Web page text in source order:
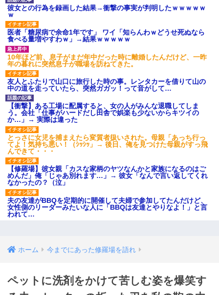
彼女との行為を録画した結果→衝撃の事実が判明したｗｗｗｗｗ
ｗ
医者「糖尿病で余命1年です」 ワイ「知らんわｗどうせ死ぬなら
食べる量増やすわｗ」→結果ｗｗｗｗｗ
10年ほど前、息子がまだ年中だった時に離婚したんだけど、一昨
年の暮れに突然息子が職場を訪ねてきた。
友人とふたりで山口に旅行した時の事。レンタカーを借りて山の
中の道を走っていたら、突然ガガッ！って音がして…
【衝撃】ある工場に配属すると、女の人がみんな退職してしま
う。会社「仕事がハードだし田舎で娯楽も少ないからキツイの
か…」→ 実際は違った
とっさに女児を捕まえたら変質者扱いされた。母親「あっち行っ
てよ！気持ち悪い！（ｼｯｼｯ」→ 後日、俺を見つけた母親がすっ飛
んできて・・・
【修羅場】彼女親「カスな家柄のヤツなんかと家族になるのはご
めんだ」俺「じゃあ別れます…」→ 彼女「なんで言い返してくれ
なかったの？（泣」
夫の友達がBBQを定期的に開催して夫婦で参加してたんだけど、
女性側のリーダーみたいな人に「BBQは友達とやりなよ！」と言
われて…
ホーム 今までにあった修羅場を語れ
ペットに洗剤をかけて苦しむ姿を爆笑す